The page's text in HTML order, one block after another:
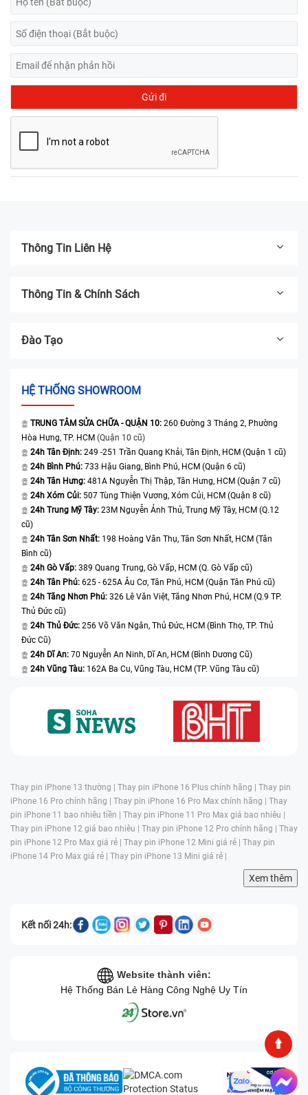
Thông Tin Liên Hệ
Thông Tin & Chính Sách
Đào Tạo
HỆ THỐNG SHOWROOM
TRUNG TÂM SỬA CHỮA - QUẬN 10: 260 Đường 3 Tháng 2, Phường
Hòa Hưng, TP. HCM (Quận 10 cũ)
24h Tân Định: 249 -251 Trần Quang Khải, Tân Định, HCM (Quận 1 cũ)
24h Bình Phú: 733 Hậu Giang, Bình Phú, HCM (Quận 6 cũ)
24h Tân Hưng: 481A Nguyễn Thị Thập, Tân Hưng, HCM (Quận 7 cũ)
24h Xóm Củi: 507 Tùng Thiện Vương, Xóm Củi, HCM (Quận 8 cũ)
24h Trung Mỹ Tây: 23M Nguyễn Ảnh Thủ, Trung Mỹ Tây, HCM (Q.12
cũ)
24h Tân Sơn Nhất: 198 Hoàng Văn Thụ, Tân Sơn Nhất, HCM (Tân
Bình cũ)
24h Gò Vấp: 389 Quang Trung, Gò Vấp, HCM (Q. Gò Vấp cũ)
24h Tân Phú: 625 - 625A Âu Cơ, Tân Phú, HCM (Quận Tân Phú cũ)
24h Tăng Nhơn Phú: 326 Lê Văn Việt, Tăng Nhơn Phú, HCM (Q.9 TP.
Thủ Đức cũ)
24h Thủ Đức: 256 Võ Văn Ngân, Thủ Đức, HCM (Bình Thọ, TP. Thủ
Đức Cũ)
24h Dĩ An: 70 Nguyễn An Ninh, Dĩ An, HCM (Bình Dương Cũ)
24h Vũng Tàu: 162A Ba Cu, Vũng Tàu, HCM (TP. Vũng Tàu cũ)
Thay pin iPhone 13 thường | Thay pin iPhone 16 Plus chính hãng | Thay pin
iPhone 16 Pro chính hãng | Thay pin iPhone 16 Pro Max chính hãng | Thay
pin iPhone 11 bao nhiêu tiền | Thay pin iPhone 11 Pro Max giá bao nhiêu |
Thay pin iPhone 12 giá bao nhiêu | Thay pin iPhone 12 Pro chính hãng | Thay
pin iPhone 12 Pro Max giá rẻ | Thay pin iPhone 12 Mini giá rẻ | Thay pin
iPhone 14 Pro Max giá rẻ | Thay pin iPhone 13 Mini giá rẻ |
Xem thêm
Kết nối 24h:
Website thành viên:
Hệ Thống Bán Lẻ Hàng Công Nghệ Uy Tín